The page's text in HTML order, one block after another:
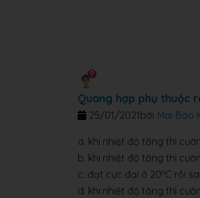
Quang hợp phụ thuộc
bởi Mai Bảo
25/01/2021
a. khi nhiệt độ tăng thì
b. khi nhiệt độ tăng thì
c. đạt cực đại ở 20oC rồi
d. khi nhiệt độ tăng thì